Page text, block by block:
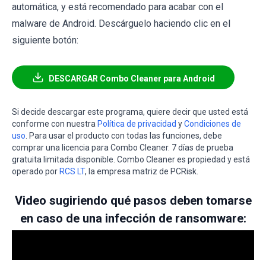
automática, y está recomendado para acabar con el
malware de Android. Descárguelo haciendo clic en el
siguiente botón:
DESCARGAR Combo Cleaner para Android
Si decide descargar este programa, quiere decir que usted está
conforme con nuestra Política de privacidad yCondiciones de
uso . Para usar el producto con todas las funciones, debe
comprar una licencia para Combo Cleaner. 7 días de prueba
gratuita limitada disponible. Combo Cleaner es propiedad y está
operado por RCS LT, la empresa matriz de PCRisk.
Video sugiriendo qué pasos deben tomarse
en caso de una infección de ransomware: